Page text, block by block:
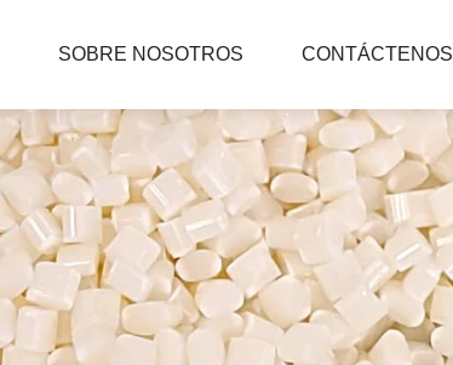
SOBRE NOSOTROS CONTÁCTENOS